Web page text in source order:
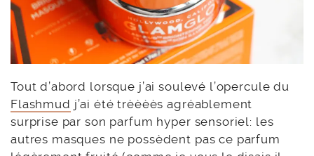
Tout d’abord lorsque j’ai soulevé l’opercule du
Flashmud j’ai été trèèèès agréablement
surprise par son parfum hyper sensoriel: les
autres masques ne possèdent pas ce parfum